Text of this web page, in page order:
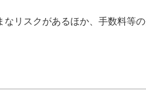
リスクがあるほか、手数料等